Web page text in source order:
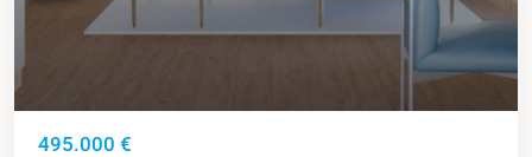
495.000 €